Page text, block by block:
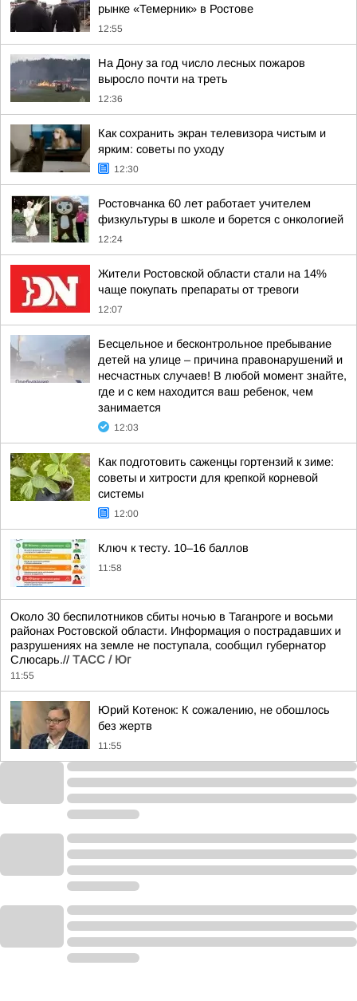
рынке «Темерник» в Ростове
12:55
На Дону за год число лесных пожаров
выросло почти на треть
12:36
Как сохранить экран телевизора чистым и
ярким: советы по уходу
12:30
Ростовчанка 60 лет работает учителем
физкультуры в школе и борется с онкологией
12:24
Жители Ростовской области стали на 14%
чаще покупать препараты от тревоги
12:07
Бесцельное и бесконтрольное пребывание
детей на улице – причина правонарушений и
несчастных случаев! В любой момент знайте,
где и с кем находится ваш ребенок, чем
занимается
12:03
Как подготовить саженцы гортензий к зиме:
советы и хитрости для крепкой корневой
системы
12:00
Ключ к тесту. 10–16 баллов
11:58
Около 30 беспилотников сбиты ночью в Таганроге и восьми
районах Ростовской области. Информация о пострадавших и
разрушениях на земле не поступала, сообщил губернатор
Слюсарь.// ТАСС / Юг
11:55
Юрий Котенок: К сожалению, не обошлось
без жертв
11:55